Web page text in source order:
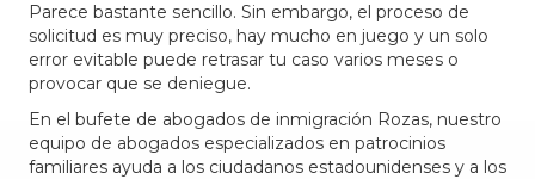
Parece bastante sencillo. Sin embargo, el proceso de
solicitud es muy preciso, hay mucho en juego y un solo
error evitable puede retrasar tu caso varios meses o
provocar que se deniegue.
En el bufete de abogados de inmigración Rozas, nuestro
equipo de abogados especializados en patrocinios
familiares ayuda a los ciudadanos estadounidenses y a los